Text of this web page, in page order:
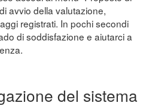
avvio della valutazione,
registrati. In pochi secondi
di soddisfazione e aiutarci a
del sistema